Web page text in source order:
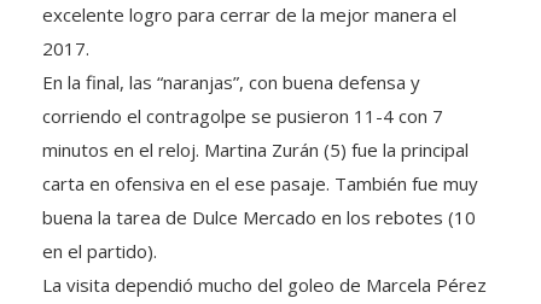
excelente logro para cerrar de la mejor manera el
2017.
En la final, las “naranjas”, con buena defensa y
corriendo el contragolpe se pusieron 11-4 con 7
minutos en el reloj. Martina Zurán (5) fue la principal
carta en ofensiva en el ese pasaje. También fue muy
buena la tarea de Dulce Mercado en los rebotes (10
en el partido).
La visita dependió mucho del goleo de Marcela Pérez